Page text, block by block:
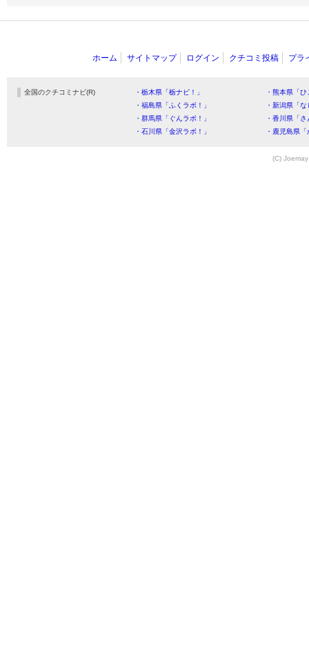
ホーム サイトマップ ログイン クチコミ投稿 プラ
全国のクチコミナビ(R) ・栃木県「栃ナビ！」
・熊本県「
・福島県「ふくラボ！」
・新潟県「
・群馬県「ぐんラボ！」
・香川県「
・石川県「金沢ラボ！」
・鹿児島県
(C)